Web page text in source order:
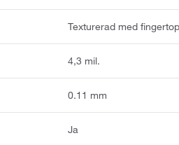
Texturerad med
4,3 mil.
0.11 mm
Ja